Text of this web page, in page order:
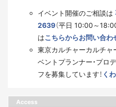
イベント開催のご相談は
2639（平日 10:00～
はこちらからお問い合わ
東京カルチャーカルチャ
ベントプランナー・プロ
フを募集しています！ く
Access